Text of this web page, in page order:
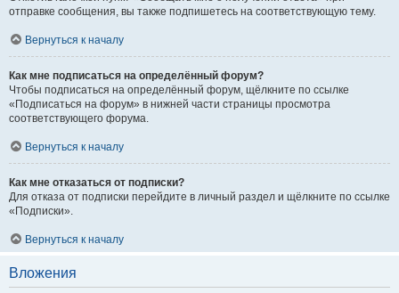
отправке сообщения, вы также подпишетесь на соответствующую тему.
Вернуться к началу
Как мне подписаться на определённый форум?
Чтобы подписаться на определённый форум, щёлкните по ссылке
«Подписаться на форум» в нижней части страницы просмотра
соответствующего форума.
Вернуться к началу
Как мне отказаться от подписки?
Для отказа от подписки перейдите в личный раздел и щёлкните по ссылке
«Подписки».
Вернуться к началу
Вложения